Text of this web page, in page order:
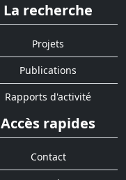
La recherche
Projets
Publications
Rapports d'activité
Accès rapides
Contact